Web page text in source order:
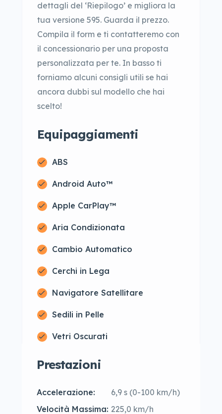
dettagli del ‘Riepilogo’ e migliora la
tua versione 595. Guarda il prezzo.
Compila il form e ti contatteremo con
il concessionario per una proposta
personalizzata per te. In basso ti
forniamo alcuni consigli utili se hai
ancora dubbi sul modello che hai
scelto!
Equipaggiamenti
ABS
Android Auto™
Apple CarPlay™
Aria Condizionata
Cambio Automatico
Cerchi in Lega
Navigatore Satellitare
Sedili in Pelle
Vetri Oscurati
Prestazioni
Accelerazione:
6,9 s (0-100 km/h)
Velocità Massima: 225,0 km/h